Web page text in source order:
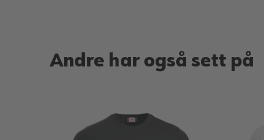
Andre har også sett på